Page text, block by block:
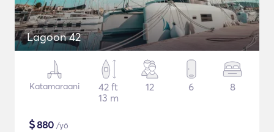
Lagoon 42
Katamaraani
42 ft
13 m
12 6 8
$880 /yö